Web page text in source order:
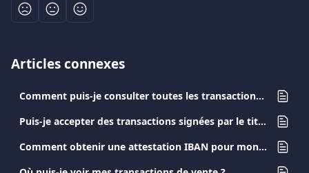
Articles connexes
Comment puis-je consulter toutes les transactions de mon compte professionnel ?
Puis-je accepter des transactions signées par le titulaire de la carte sur le reçu?
Comment obtenir une attestation IBAN pour mon compte Viva.com ?